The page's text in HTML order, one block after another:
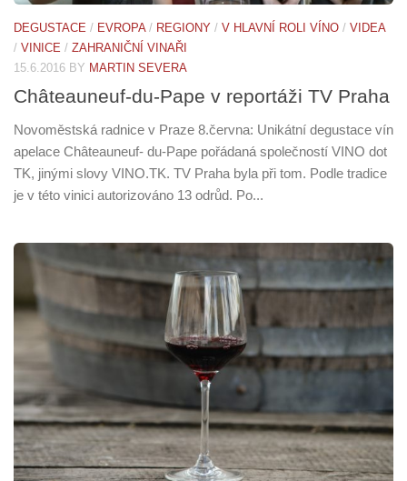
DEGUSTACE / EVROPA/ REGIONY / V HLAVNÍ ROLI VÍNO / VIDEA
/ VINICE / ZAHRANIČNÍ VINAŘI
15.6.2016 BY MARTIN SEVERA
Châteauneuf-du-Pape v reportáži TV Praha
Novoměstská radnice v Praze 8.června: Unikátní degustace vín
apelace Châteauneuf- du-Pape pořádaná společností VINO dot
TK, jinými slovy VINO.TK. TV Praha byla při tom. Podle tradice
je v této vinici autorizováno 13 odrůd. Po...